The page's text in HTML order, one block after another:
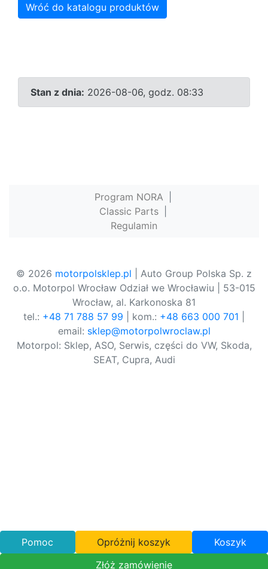
Wróć do katalogu produktów
Stan z dnia: 2026-08-06, godz. 08:33
Program NORA
Classic Parts
Regulamin
© 2026 motorpolsklep.pl | Auto Group Polska Sp. z
o.o. Motorpol Wrocław Odział we Wrocławiu | 53-015
Wrocław, al. Karkonoska 81
tel.: +48 71 788 57 99 | kom.: +48 663 000 701
email: sklep@motorpolwroclaw.pl
Motorpol: Sklep, ASO, Serwis, części do VW, Skoda,
SEAT, Cupra, Audi
Pomoc Opróżnij koszyk
Koszyk
Złóż zamówienie